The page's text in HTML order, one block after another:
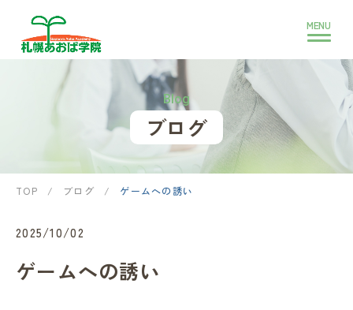
Blog
ブログ
TOP / ブログ / ゲームへの誘い
2025/10/02
ゲームへの誘い